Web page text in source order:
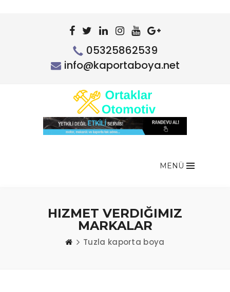
05325862539
info@kaportaboya.net
MENÜ
HIZMET VERDIĞIMIZ
MARKALAR
Tuzla kaporta boya